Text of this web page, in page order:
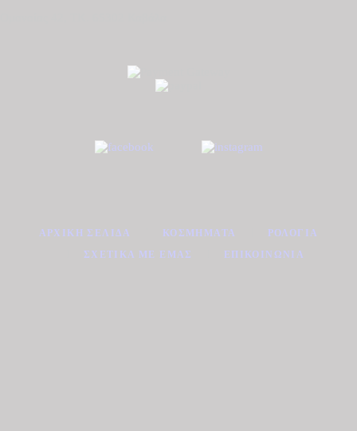
ΑΡΧΙΚΉ ΣΕΛΊΔΑ ΚΟΣΜΉΜΑΤΑ
ΡΟΛΌΓΙΑ
ΣΧΕΤΙΚΆ ΜΕ ΕΜΆΣ
ΕΠΙΚΟΙΝΩΝΊΑ